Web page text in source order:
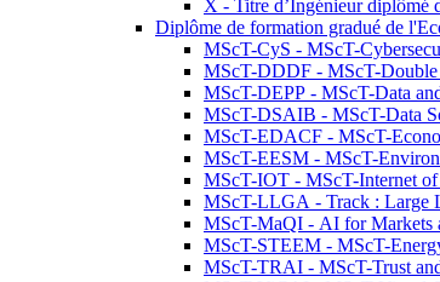
X - Titre d’Ingénieur diplômé
Diplôme de formation gradué de
MScT-CyS - MScT-
MScT-DDDF - MScT-
MScT-DEPP - MScT-Data
MScT-DSAIB - MScT-Data
MScT-EDACF - MScT-
MScT-EESM - MScT-
MScT-IOT - MScT-Internet
MScT-LLGA - Track : Large
MScT-MaQI - AI for Markets
MScT-STEEM - MScT-
MScT-TRAI - MScT-Trust